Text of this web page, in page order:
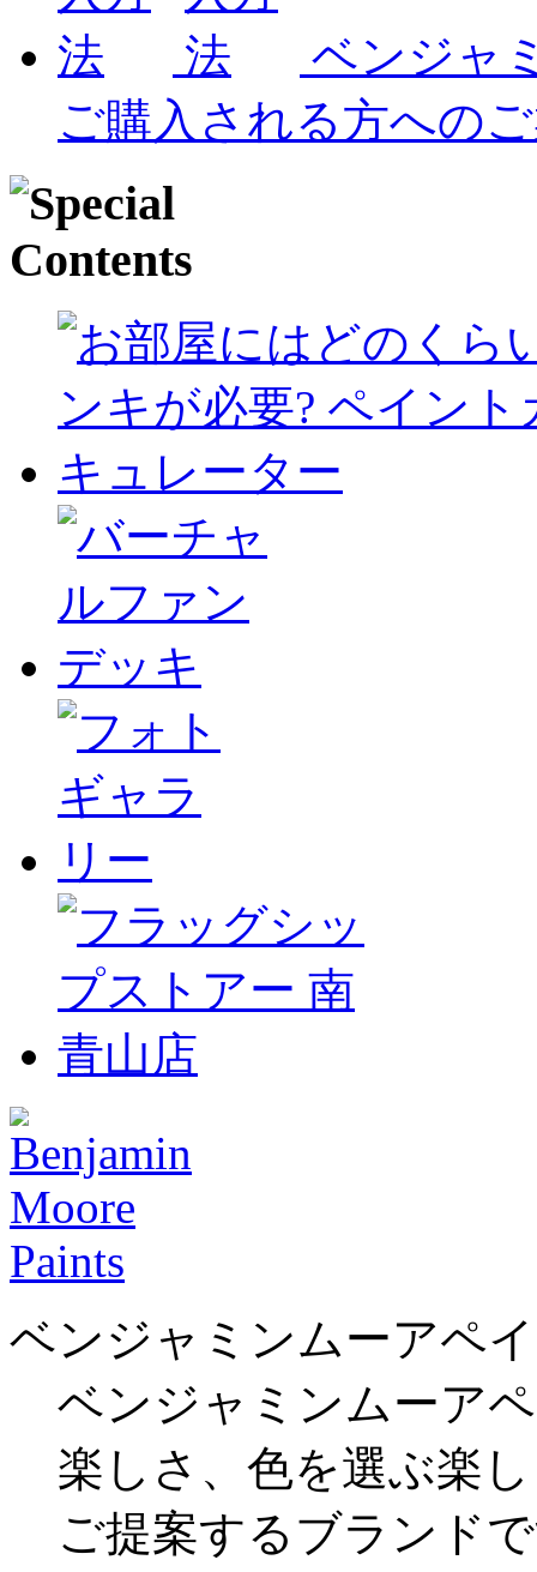
ベンジャ
ご購入される方への
ベンジャミンムーアペ
ベンジャミンムーア
楽しさ、色を選ぶ楽
ご提案するブランド